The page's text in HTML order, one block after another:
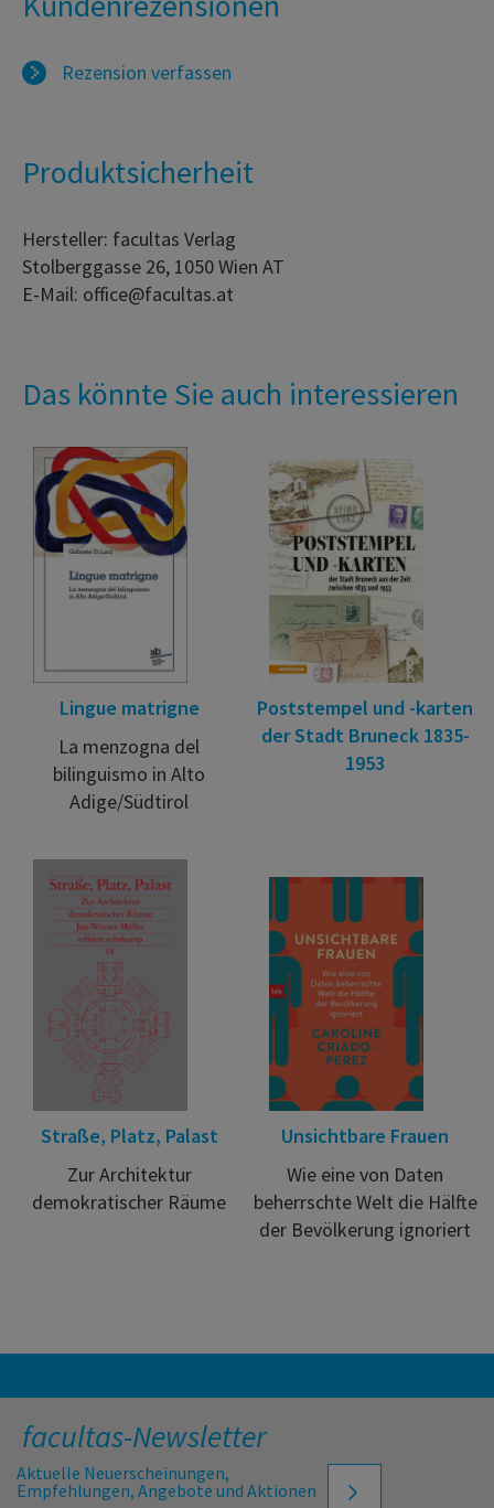
Rezension verfassen
Produktsicherheit
Hersteller: facultas Verlag
Stolberggasse 26, 1050 Wien AT
E-Mail: office@facultas.at
Das könnte Sie auch interessieren
Lingue matrigne
La menzogna del
bilinguismo in Alto
Adige/Südtirol
Poststempel und -karten
der Stadt Bruneck 1835-
1953
Straße, Platz, Palast
Zur Architektur
demokratischer Räume
Unsichtbare Frauen
Wie eine von Daten
beherrschte Welt die Hälfte
der Bevölkerung ignoriert
facultas-Newsletter
Aktuelle Neuerscheinungen,
Empfehlungen, Angebote und Aktionen